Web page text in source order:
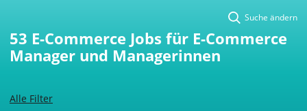
Alle Filter
Suche ändern
53 E-Commerce Jobs für E-Commerce
Manager und Managerinnen